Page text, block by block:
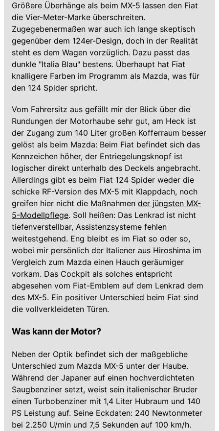
Größere Überhänge als beim MX-5 lassen den Fiat
die Vier-Meter-Marke überschreiten.
Zugegebenermaßen war auch ich lange skeptisch
gegenüber dem 124er-Design, doch in der Realität
steht es dem Wagen vorzüglich. Dazu passt das
dunkle "Italia Blau" bestens. Überhaupt hat Fiat
knalligere Farben im Programm als Mazda, was für
den 124 Spider spricht.
Vom Fahrersitz aus gefällt mir der Blick über die
Rundungen der Motorhaube sehr gut, am Heck ist
der Zugang zum 140 Liter großen Kofferraum besser
gelöst als beim Mazda: Beim Fiat befindet sich das
Kennzeichen höher, der Entriegelungsknopf ist
logischer direkt unterhalb des Deckels angebracht.
Allerdings gibt es beim Fiat 124 Spider weder die
schicke RF-Version des MX-5 mit Klappdach, noch
greifen hier nicht die Maßnahmen der jüngsten MX-
5-Modellpflege. Soll heißen: Das Lenkrad ist nicht
tiefenverstellbar, Assistenzsysteme fehlen
weitestgehend. Eng bleibt es im Fiat so oder so,
wobei mir persönlich der Italiener aus Hiroshima im
Vergleich zum Mazda einen Hauch geräumiger
vorkam. Das Cockpit als solches entspricht
abgesehen vom Fiat-Emblem auf dem Lenkrad dem
des MX-5. Ein positiver Unterschied beim Fiat sind
die vollverkleideten Türen.
Was kann der Motor?
Neben der Optik befindet sich der maßgebliche
Unterschied zum Mazda MX-5 unter der Haube.
Während der Japaner auf einen hochverdichteten
Saugbenziner setzt, weist sein italienischer Bruder
einen Turbobenziner mit 1,4 Liter Hubraum und 140
PS Leistung auf. Seine Eckdaten: 240 Newtonmeter
bei 2.250 U/min und 7,5 Sekunden auf 100 km/h.